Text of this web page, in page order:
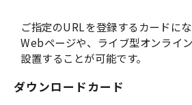
etudes Classroom
お役立ち資料一覧
ご指定のURLを登録するカードにな
Webページや、ライブ型オンライ
設置することが可能です。
ダウンロードカード